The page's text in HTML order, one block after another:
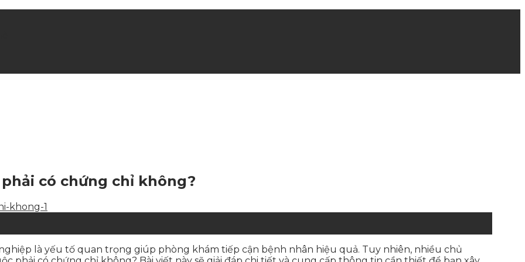
có chứng chỉ không?
là yếu tố quan trọng giúp phòng khám tiếp cận bệnh nhân hiệu quả. Tuy nhiên, nhiều chủ